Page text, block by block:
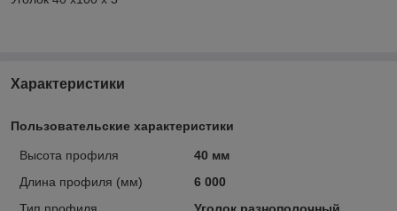
Характеристики
Пользовательские характеристики
Высота профиля
40 мм
Длина профиля (мм)
6 000
Тип профиля
Уголок разнополочный